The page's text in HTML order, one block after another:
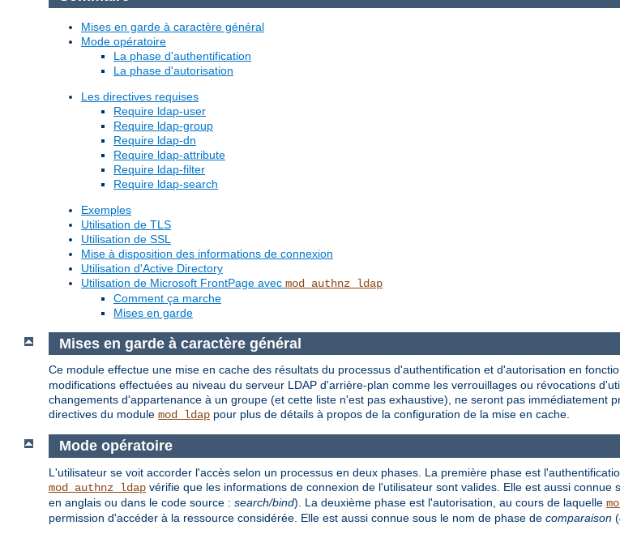
Mises en garde à caractère général
Mode opératoire
La phase d'authentification
La phase d'autorisation
Les directives requises
Require ldap-user
Require ldap-group
Require ldap-dn
Require ldap-attribute
Require ldap-filter
Require ldap-search
Exemples
Utilisation de TLS
Utilisation de SSL
Mise à disposition des informations de connexion
Utilisation d'Active Directory
Utilisation de Microsoft FrontPage avec mod_authnz_ldap
Comment ça marche
Mises en garde
Mises en garde à caractère général
Ce module effectue une mise en cache des résultats du processus d'authentification et d'autorisation en
modifications effectuées au niveau du serveur LDAP d'arrière-plan comme les verrouillages ou révocations
changements d'appartenance à un groupe (et cette liste n'est pas exhaustive), ne seront pas immédiatement
directives du module mod_ldap pour plus de détails à propos de la configuration de la mise en cache.
Mode opératoire
L'utilisateur se voit accorder l'accès selon un processus en deux phases. La première phase est
mod_authnz_ldap vérifie que les informations de connexion de l'utilisateur sont valides. Elle est aussi connue
en anglais ou dans le code source : search/bind). La deuxième phase est l'autorisation, au cours de laquelle
permission d'accéder à la ressource considérée. Elle est aussi connue sous le nom de phase de comparaison (